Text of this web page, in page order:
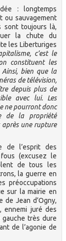
: longtemps
ou sauvagement
sont toujours là,
la chute du
les Liberturiges
c’est le
constituent les
Ainsi, bien que la
de télévision,
depuis plus de
avec lui. Les
ne pourront donc
de la propriété
une rupture
de l’esprit des
(excusez le
de tous les
la guerre en
préoccupations
sur la mairie en
Jean d’Ogny,
ennemi juré des
gauche très dure
de l’agonie de